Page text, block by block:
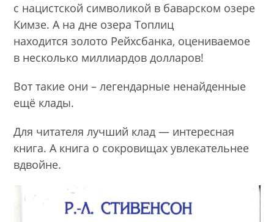
с нацистской символикой в баварском озере
Кимзе. А на дне озера Топлиц
находится золото Рейхсбанка, оцениваемое
в несколько миллиардов долларов!
Вот такие они – легендарные ненайденные
ещё клады.
Для читателя лучший клад — интересная
книга. А книга о сокровищах увлекательнее
вдвойне.